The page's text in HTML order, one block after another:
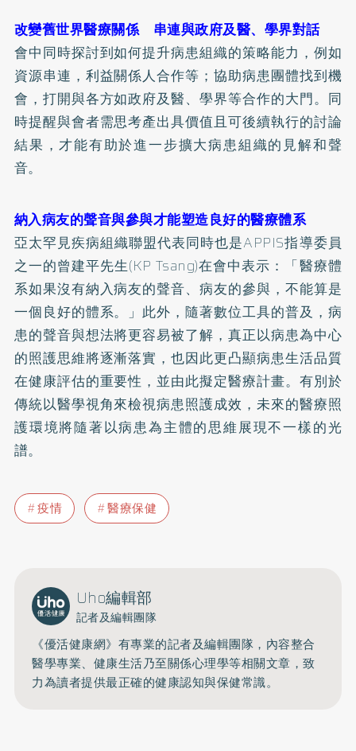
改變舊世界醫療關係 串連與政府及醫、學界對話
會中同時探討到如何提升病患組織的策略能力，例如
資源串連，利益關係人合作等；協助病患團體找到機
會，打開與各方如政府及醫、學界等合作的大門。同
時提醒與會者需思考產出具價值且可後續執行的討論
結果，才能有助於進一步擴大病患組織的見解和聲
音。
納入病友的聲音與參與才能塑造良好的醫療體系
亞太罕見疾病組織聯盟代表同時也是APPIS指導委員
之一的曾建平先生(KP Tsang)在會中表示：「醫療體
系如果沒有納入病友的聲音、病友的參與，不能算是
一個良好的體系。」此外，隨著數位工具的普及，病
患的聲音與想法將更容易被了解，真正以病患為中心
的照護思維將逐漸落實，也因此更凸顯病患生活品質
在健康評估的重要性，並由此擬定醫療計畫。有別於
傳統以醫學視角來檢視病患照護成效，未來的醫療照
護環境將隨著以病患為主體的思維展現不一樣的光
譜。
疫情 醫療保健
Uho編輯部
記者及編輯團隊
《優活健康網》有專業的記者及編輯團隊，內容整合
醫學專業、健康生活乃至關係心理學等相關文章，致
力為讀者提供最正確的健康認知與保健常識。